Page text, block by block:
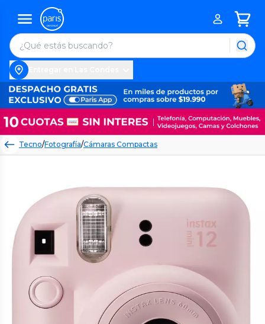
Tecno/Fotografía/Cámaras Compactas